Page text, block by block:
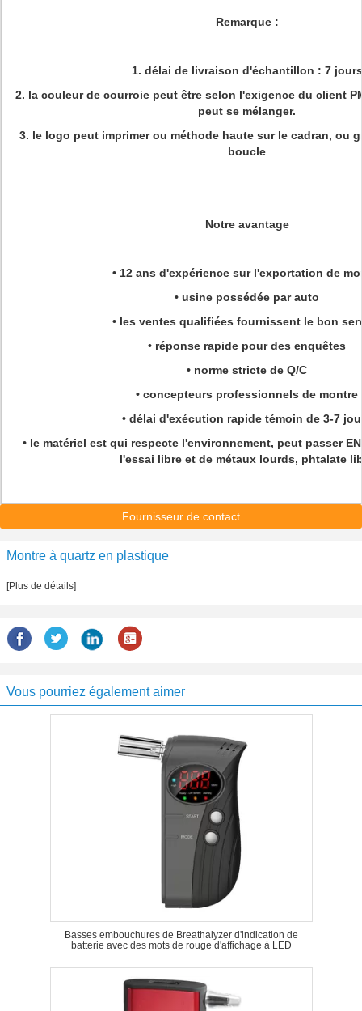
Remarque :
1. délai de livraison d'échantillon : 7 jours
2. la couleur de courroie peut être selon l'exigence du client
peut se mélanger.
3. le logo peut imprimer ou méthode haute sur le cadran, ou
boucle
Notre avantage
• 12 ans d'expérience sur l'exportation de
• usine possédée par auto
• les ventes qualifiées fournissent le bon
• réponse rapide pour des enquêtes
• norme stricte de Q/C
• concepteurs professionnels de montre
• délai d'exécution rapide témoin de 3-7
• le matériel est qui respecte l'environnement, peut passer
l'essai libre et de métaux lourds, phtalate
Fournisseur de contact
Montre à quartz en plastique
[Plus de détails]
Vous pourriez également aimer
Basses embouchures de Breathalyzer d'indication de
batterie avec des mots de rouge d'affichage à LED